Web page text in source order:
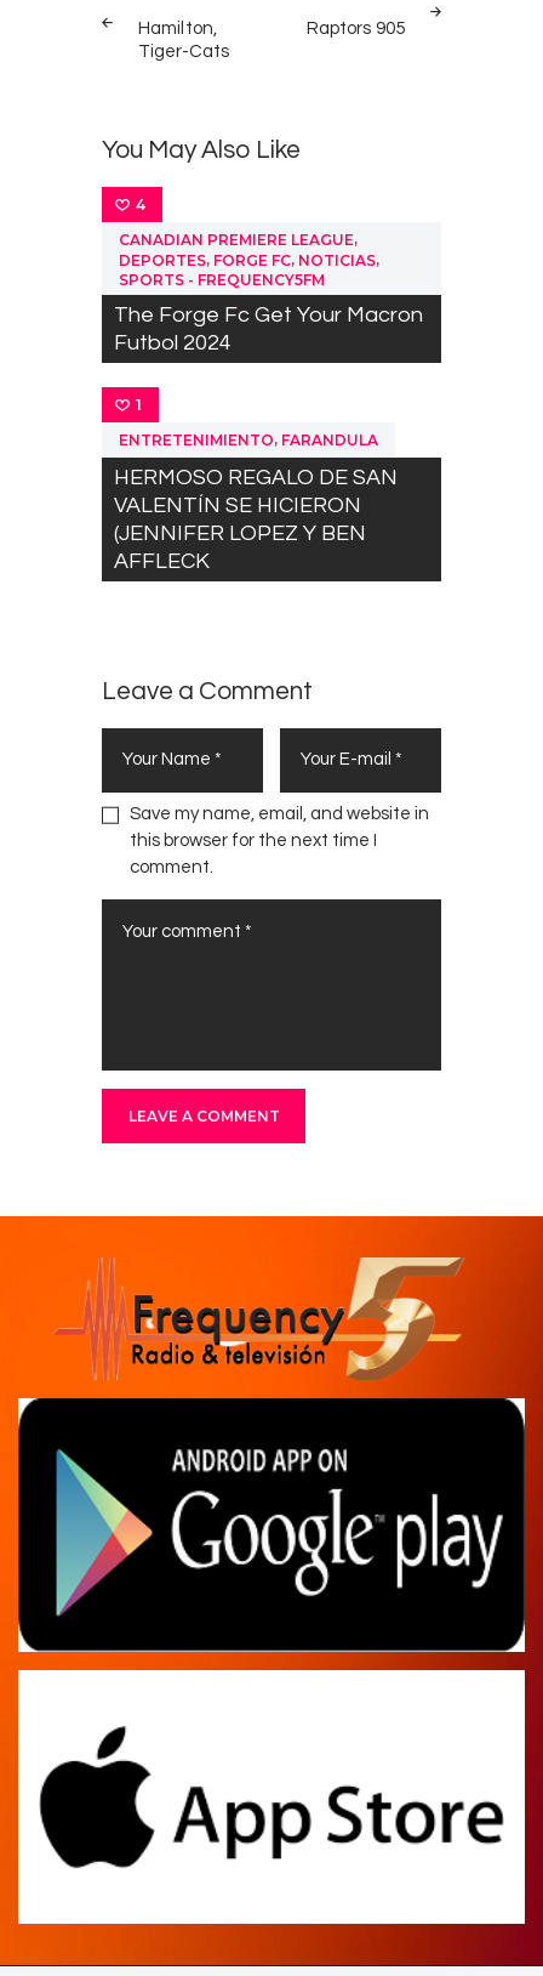
navigation
POST
Hamilton,
Tiger-Cats
NEXT
POST
Raptors 905
You May Also Like
4
CANADIAN PREMIERE LEAGUE,
DEPORTES, FORGE FC, NOTICIAS,
SPORTS - FREQUENCY5FM
The Forge Fc Get Your Macron
Futbol 2024
1
ENTRETENIMIENTO, FARANDULA
HERMOSO REGALO DE SAN
VALENTÍN SE HICIERON
(JENNIFER LOPEZ Y BEN
AFFLECK
Leave a Comment
Save my name, email, and website in
this browser for the next time I
comment.